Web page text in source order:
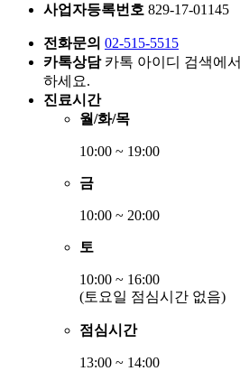
사업자등록번호 829-17-01145
전화문의 02-515-5515
카톡상담 카톡 아이디 검색에서
하세요.
진료시간
월/화/목
10:00 ~ 19:00
금
10:00 ~ 20:00
토
10:00 ~ 16:00
(토요일 점심시간 없음)
점심시간
13:00 ~ 14:00